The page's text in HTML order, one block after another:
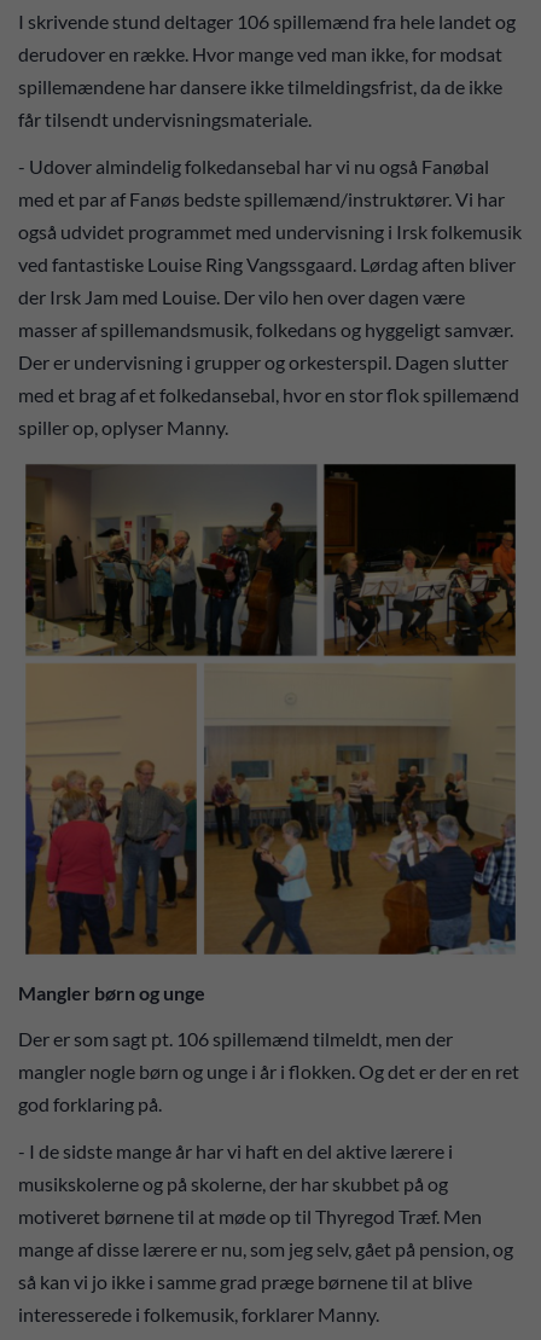
I skrivende stund deltager 106 spillemænd fra hele landet og
derudover en række. Hvor mange ved man ikke, for modsat
spillemændene har dansere ikke tilmeldingsfrist, da de ikke
får tilsendt undervisningsmateriale.
- Udover almindelig folkedansebal har vi nu også Fanøbal
med et par af Fanøs bedste spillemænd/instruktører. Vi har
også udvidet programmet med undervisning i Irsk folkemusik
ved fantastiske Louise Ring Vangssgaard. Lørdag aften bliver
der Irsk Jam med Louise. Der vilo hen over dagen være
masser af spillemandsmusik, folkedans og hyggeligt samvær.
Der er undervisning i grupper og orkesterspil. Dagen slutter
med et brag af et folkedansebal, hvor en stor flok spillemænd
spiller op, oplyser Manny.
Mangler børn og unge
Der er som sagt pt. 106 spillemænd tilmeldt, men der
mangler nogle børn og unge i år i flokken. Og det er der en ret
god forklaring på.
- I de sidste mange år har vi haft en del aktive lærere i
musikskolerne og på skolerne, der har skubbet på og
motiveret børnene til at møde op til Thyregod Træf. Men
mange af disse lærere er nu, som jeg selv, gået på pension, og
så kan vi jo ikke i samme grad præge børnene til at blive
interesserede i folkemusik, forklarer Manny.